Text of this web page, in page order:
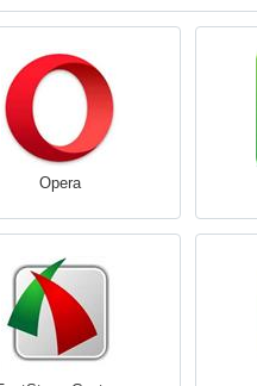
Opera